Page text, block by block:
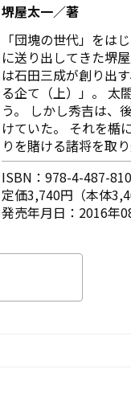
堺屋太一／著
「団塊の世代」をは
に送り出してきた堺
は石田三成が創り出
る企て（上）」。 太
う。 しかし秀吉は、
けていた。 それを楯
りを賭ける諸将を取
ISBN：978-4-487-
定価3,740円（本体
発売年月日：2016年